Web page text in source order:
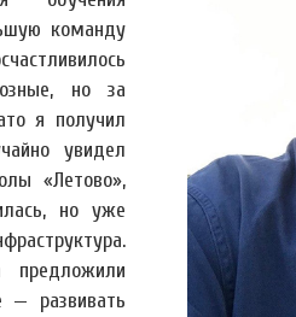
команду
но за
я получил
увидел
«Летово»,
но уже
— развивать